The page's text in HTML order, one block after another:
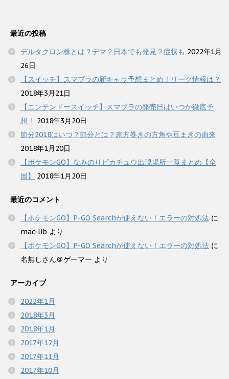
最近の投稿
デルタクロン株とは？デマ？日本でも発見？症状も 2022年1月
26日
【スイッチ】スマブラの新キャラ予想まとめ！リーク情報は？
2018年3月21日
【ニンテンドースイッチ】スマブラの発売日はいつか徹底予
想！
2018年3月20日
節分2018はいつ？節分とは？恵方巻きの方角や豆まきの由来
2018年1月20日
【ポケモンGO】なみのりピカチュウ出現場所一覧まとめ【全
国】
2018年1月20日
最近のコメント
【ポケモンGO】P-GO Searchが使えない！エラーの対処法 に
mac-lib より
【ポケモンGO】P-GO Searchが使えない！エラーの対処法 に
名無しさん＠ゲーマー より
アーカイブ
2022年1月
2018年3月
2018年1月
2017年12月
2017年11月
2017年10月